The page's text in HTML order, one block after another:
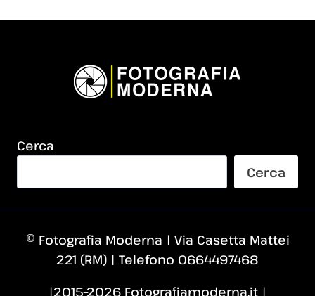
Cerca
Cerca
© Fotografia Moderna | Via Casetta Mattei
221 (RM) | Telefono 0664497468
|2015–2026 Fotografiamoderna.it |